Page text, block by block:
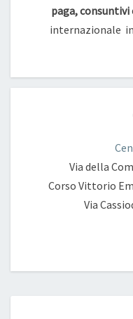
paga,
internazionale
Via della
Corso Vittorio
Via